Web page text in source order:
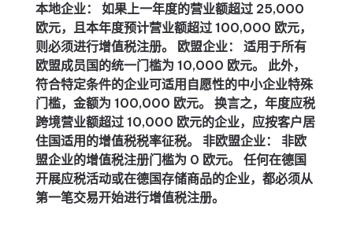
本地企业：
如果上一年度的营业额超过 25,000
欧元，且本年度预计营业额超过 100,000 欧元，
则必须进行增值税注册。
欧盟企业：
适用于所有
欧盟成员国的统一门槛为 10,000 欧元。 此外，
符合特定条件的企业可适用自愿性的中小企业特殊
门槛，金额为 100,000 欧元。 换言之，年度应税
跨境营业额超过 10,000 欧元的企业，应按客户居
住国适用的增值税税率征税。 非欧盟企业：
非欧
盟企业的增值税注册门槛为 0 欧元。 任何在德国
开展应税活动或在德国存储商品的企业，都必须从
第一笔交易开始进行增值税注册。